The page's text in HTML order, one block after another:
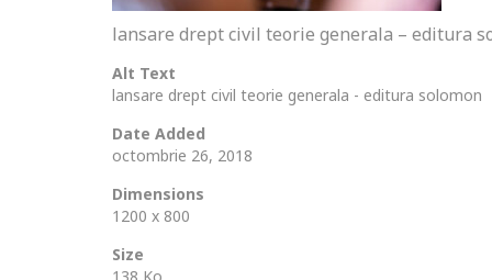
lansare drept civil teorie generala – editura
Alt Text
lansare drept civil teorie generala - editura solomon
Date Added
octombrie 26, 2018
Dimensions
1200 x 800
Size